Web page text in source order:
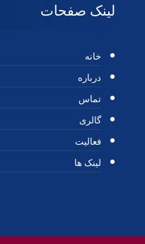
لینک صفحات
خانه
درباره
تماس
گالری
فعالیت
لینک ها